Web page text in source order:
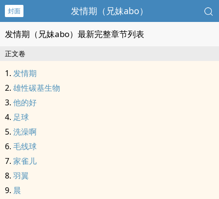
封面 发情期（兄妹abo）
发情期（兄妹abo）最新完整章节列表
正文卷
发情期
雄性碳基生物
他的好
足球
洗澡啊
毛线球
家雀儿
羽翼
晨